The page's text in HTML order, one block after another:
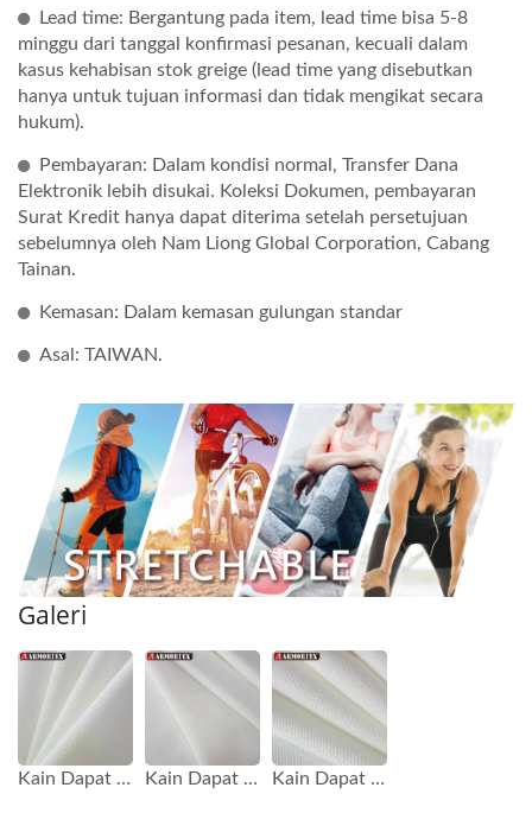
Lead time: Bergantung pada item, lead time bisa 5-8
minggu dari tanggal konfirmasi pesanan, kecuali dalam
kasus kehabisan stok greige (lead time yang disebutkan
hanya untuk tujuan informasi dan tidak mengikat secara
hukum).
Pembayaran: Dalam kondisi normal, Transfer Dana
Elektronik lebih disukai. Koleksi Dokumen, pembayaran
Surat Kredit hanya dapat diterima setelah persetujuan
sebelumnya oleh Nam Liong Global Corporation, Cabang
Tainan.
Kemasan: Dalam kemasan gulungan standar
Asal: TAIWAN.
Galeri
Kain Dapat Ditarik Terbuat dari Polyester dan Spandex TT-61402 Kain Dapat Ditarik Terbuat dari Polyester dan Spandex TT-61402 Kain Dapat Ditarik Terbuat dari Polyester dan Spandex TT-61402